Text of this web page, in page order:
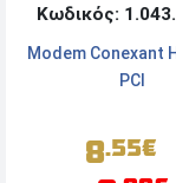
Κωδικός:
Modem Conexant
PCI
8.55€